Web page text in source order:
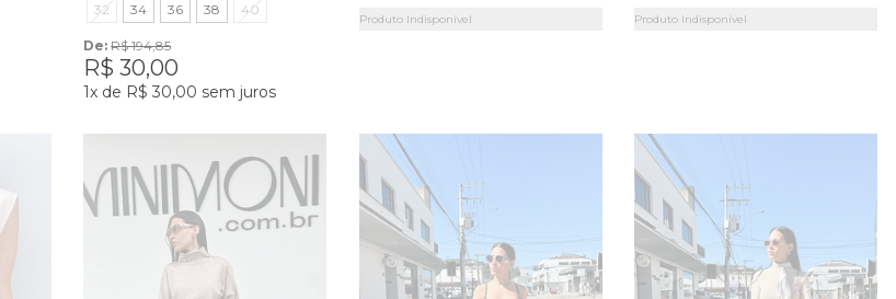
32 34 36 38 40
De: R$ 194,85
R$ 30,00
1x de R$ 30,00 sem juros
Produto Indisponível Produto Indisponível